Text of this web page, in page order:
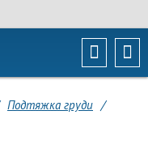
Подтяжка груди /